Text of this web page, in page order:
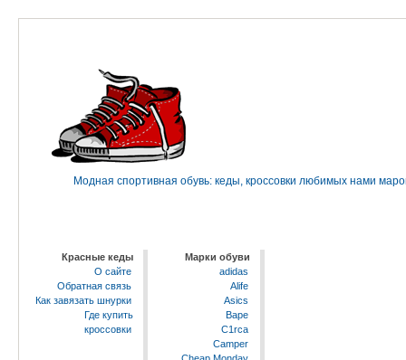
Модная спортивная обувь: кеды, кроссовки любимых нами
Красные кеды
О сайте
Обратная связь
Как завязать шнурки
Где купить
кроссовки
Марки обуви
adidas
Alife
Asics
Bape
C1rca
Camper